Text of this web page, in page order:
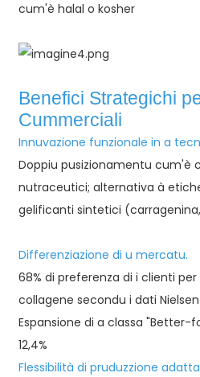
cum'è halal o kosher
Benefici Strategichi
Cummerciali
Innuvazione funzionale in a
Doppiu pusizionamentu cum'è
nutraceutici; alternativa à
gelificanti sintetici
Differenziazione di u mercatu.
68% di preferenza di i clienti
collagene secondu i dati
Espansione di a classa "Better-
12,4%
Flessibilità di pruduzzione